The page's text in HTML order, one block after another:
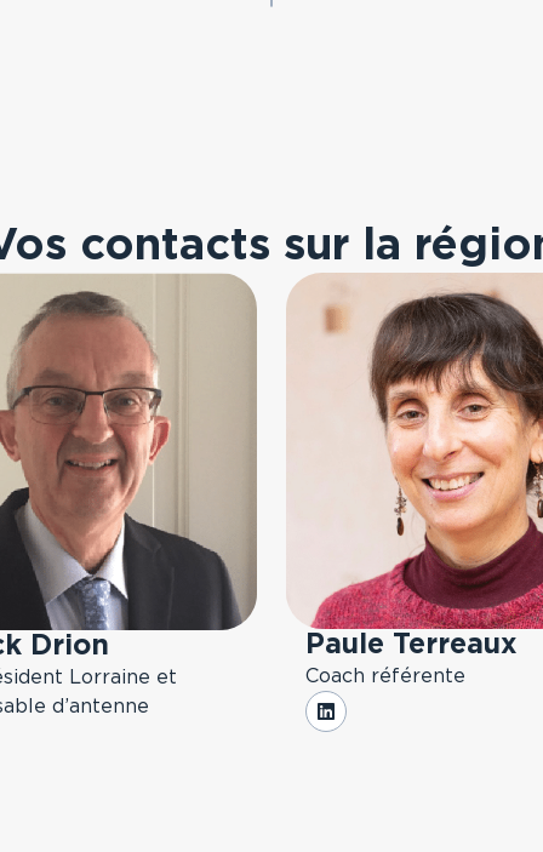
contacts sur la
Drion
Lorraine et
d’antenne
Paule Terreaux
Coach référente
LinkedIn